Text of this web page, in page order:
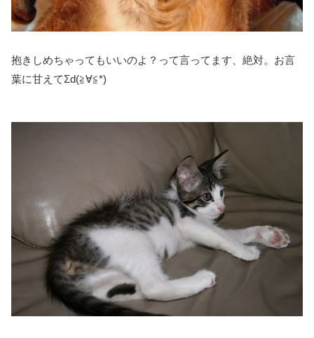
抱きしめちゃってもいいのよ？って言ってます、絶対。お言
葉に甘えてΣd(≧∀≦*)